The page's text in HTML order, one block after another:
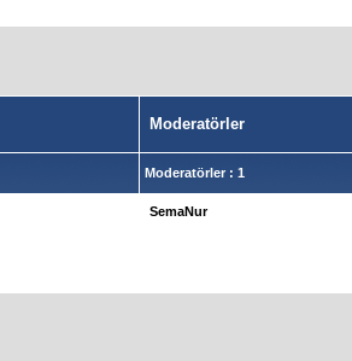
Moderatörler
Moderatörler : 1
SemaNur